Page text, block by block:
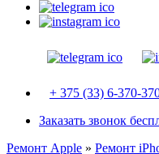
+ 375 (33) 6-370-
Заказать звонок
Ремонт Apple » Ремонт